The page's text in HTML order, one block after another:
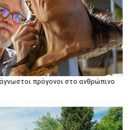
πρόγονοι στο ανθρώπινο